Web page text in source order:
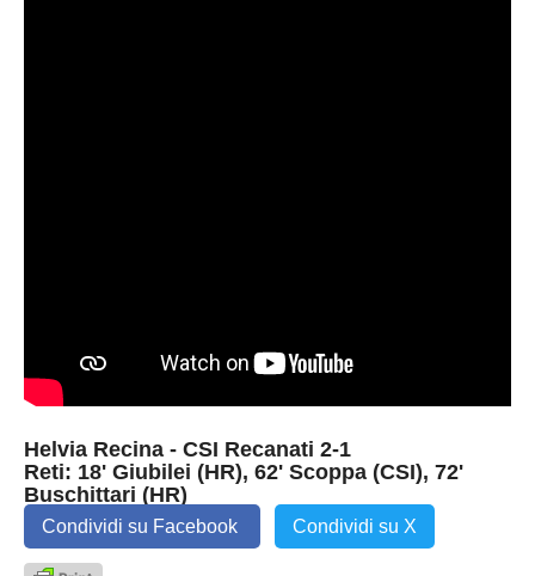
Helvia Recina - CSI Recanati 2-1
Reti: 18' Giubilei (HR), 62' Scoppa (CSI), 72'
Buschittari (HR)
Condividi su Facebook Condividi su X